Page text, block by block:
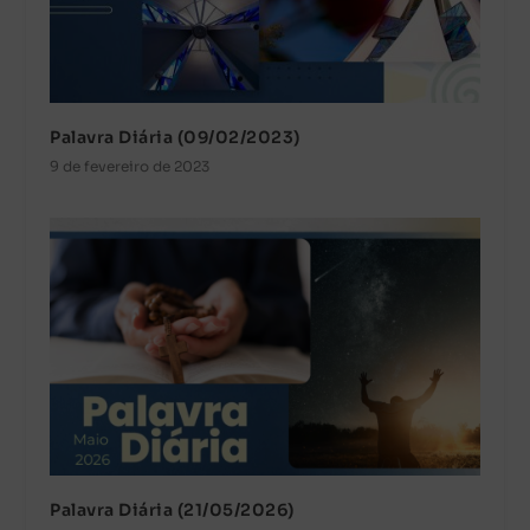
Palavra Diária (09/02/2023)
9 de fevereiro de 2023
Palavra Diária (21/05/2026)